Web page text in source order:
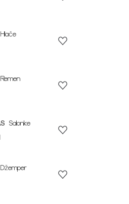
Hlače
Remen
Salonke
Džemper